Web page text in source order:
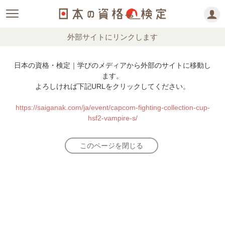
外部サイトにリンクします
日本の資格・検定｜学びのメディアから外部のサイトに移動し
ます。
よろしければ下記URLをクリックしてください。
https://saiganak.com/ja/event/capcom-fighting-collection-cup-
hsf2-vampire-s/
このページを閉じる